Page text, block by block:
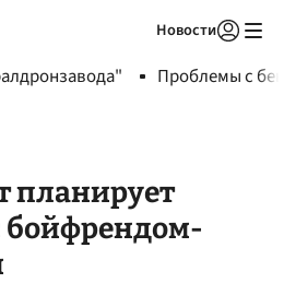
Новости
Проблемы с
планирует
бойфрендом-